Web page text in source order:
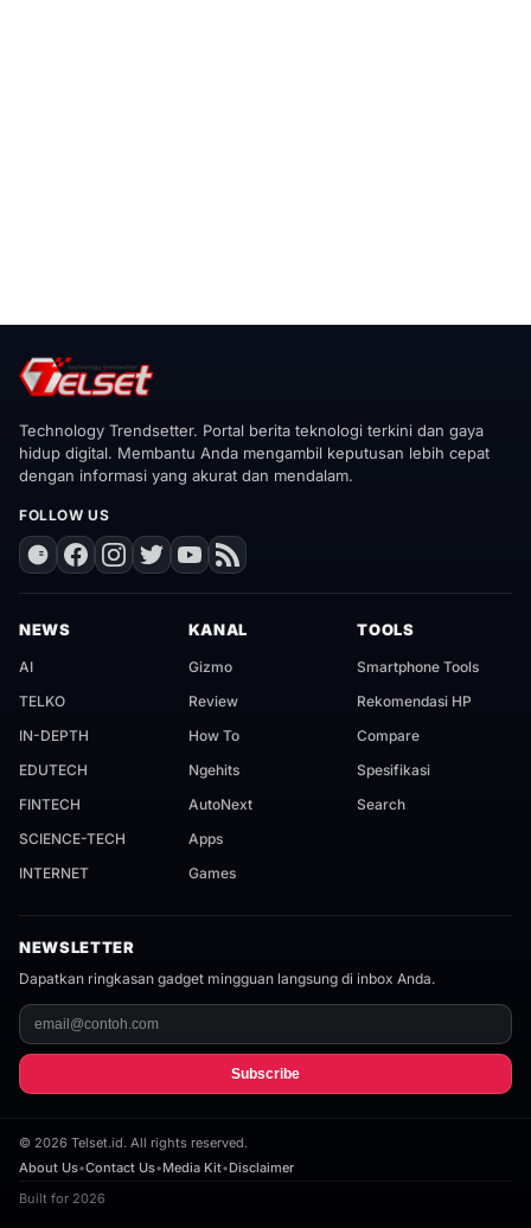
Technology Trendsetter. Portal berita teknologi terkini dan gaya
hidup digital. Membantu Anda mengambil keputusan lebih cepat
dengan informasi yang akurat dan mendalam.
FOLLOW US
NEWS
AI
TELKO
IN-DEPTH
EDUTECH
FINTECH
SCIENCE-TECH
INTERNET
KANAL
Gizmo
Review
How To
Ngehits
AutoNext
Apps
Games
TOOLS
Smartphone Tools
Rekomendasi HP
Compare
Spesifikasi
Search
NEWSLETTER
Dapatkan ringkasan gadget mingguan langsung di inbox Anda.
Subscribe
© 2026 Telset.id. All rights reserved.
About Us•Contact Us•Media Kit•Disclaimer
Built for 2026